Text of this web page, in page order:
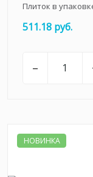
Плиток в
511.18 руб.
–
НОВИНКА